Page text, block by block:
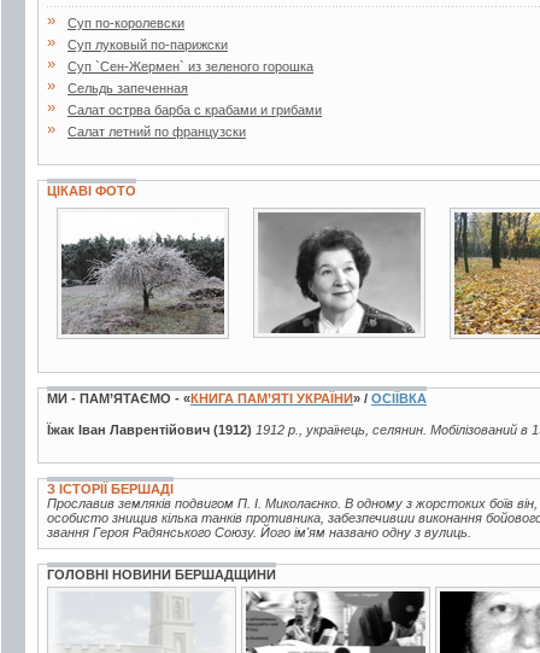
» Суп по-королевски
» Суп луковый по-парижски
» Суп `Сен-Жермен` из зеленого горошка
» Сельдь запеченная
» Салат острва барба с крабами и грибами
» Салат летний по французски
ЦІКАВІ ФОТО
9 фото
МИ - ПАМ’ЯТАЄМО - «КНИГА ПАМ’ЯТІ УКРАЇНИ» / ОСІЇВКА
Їжак Іван Лаврентійович (1912) 1912 р., українець, селянин. Мобілізований
З ІСТОРІЇ БЕРШАДІ
Прославив земляків подвигом П. І. Миколаєнко. В одному з жорстоких боїв
особисто знищив кілька танків противника, забезпечивши виконання
звання Героя Радянського Союзу. Його ім'ям названо одну з вулиць.
ГОЛОВНІ НОВИНИ БЕРШАДЩИНИ